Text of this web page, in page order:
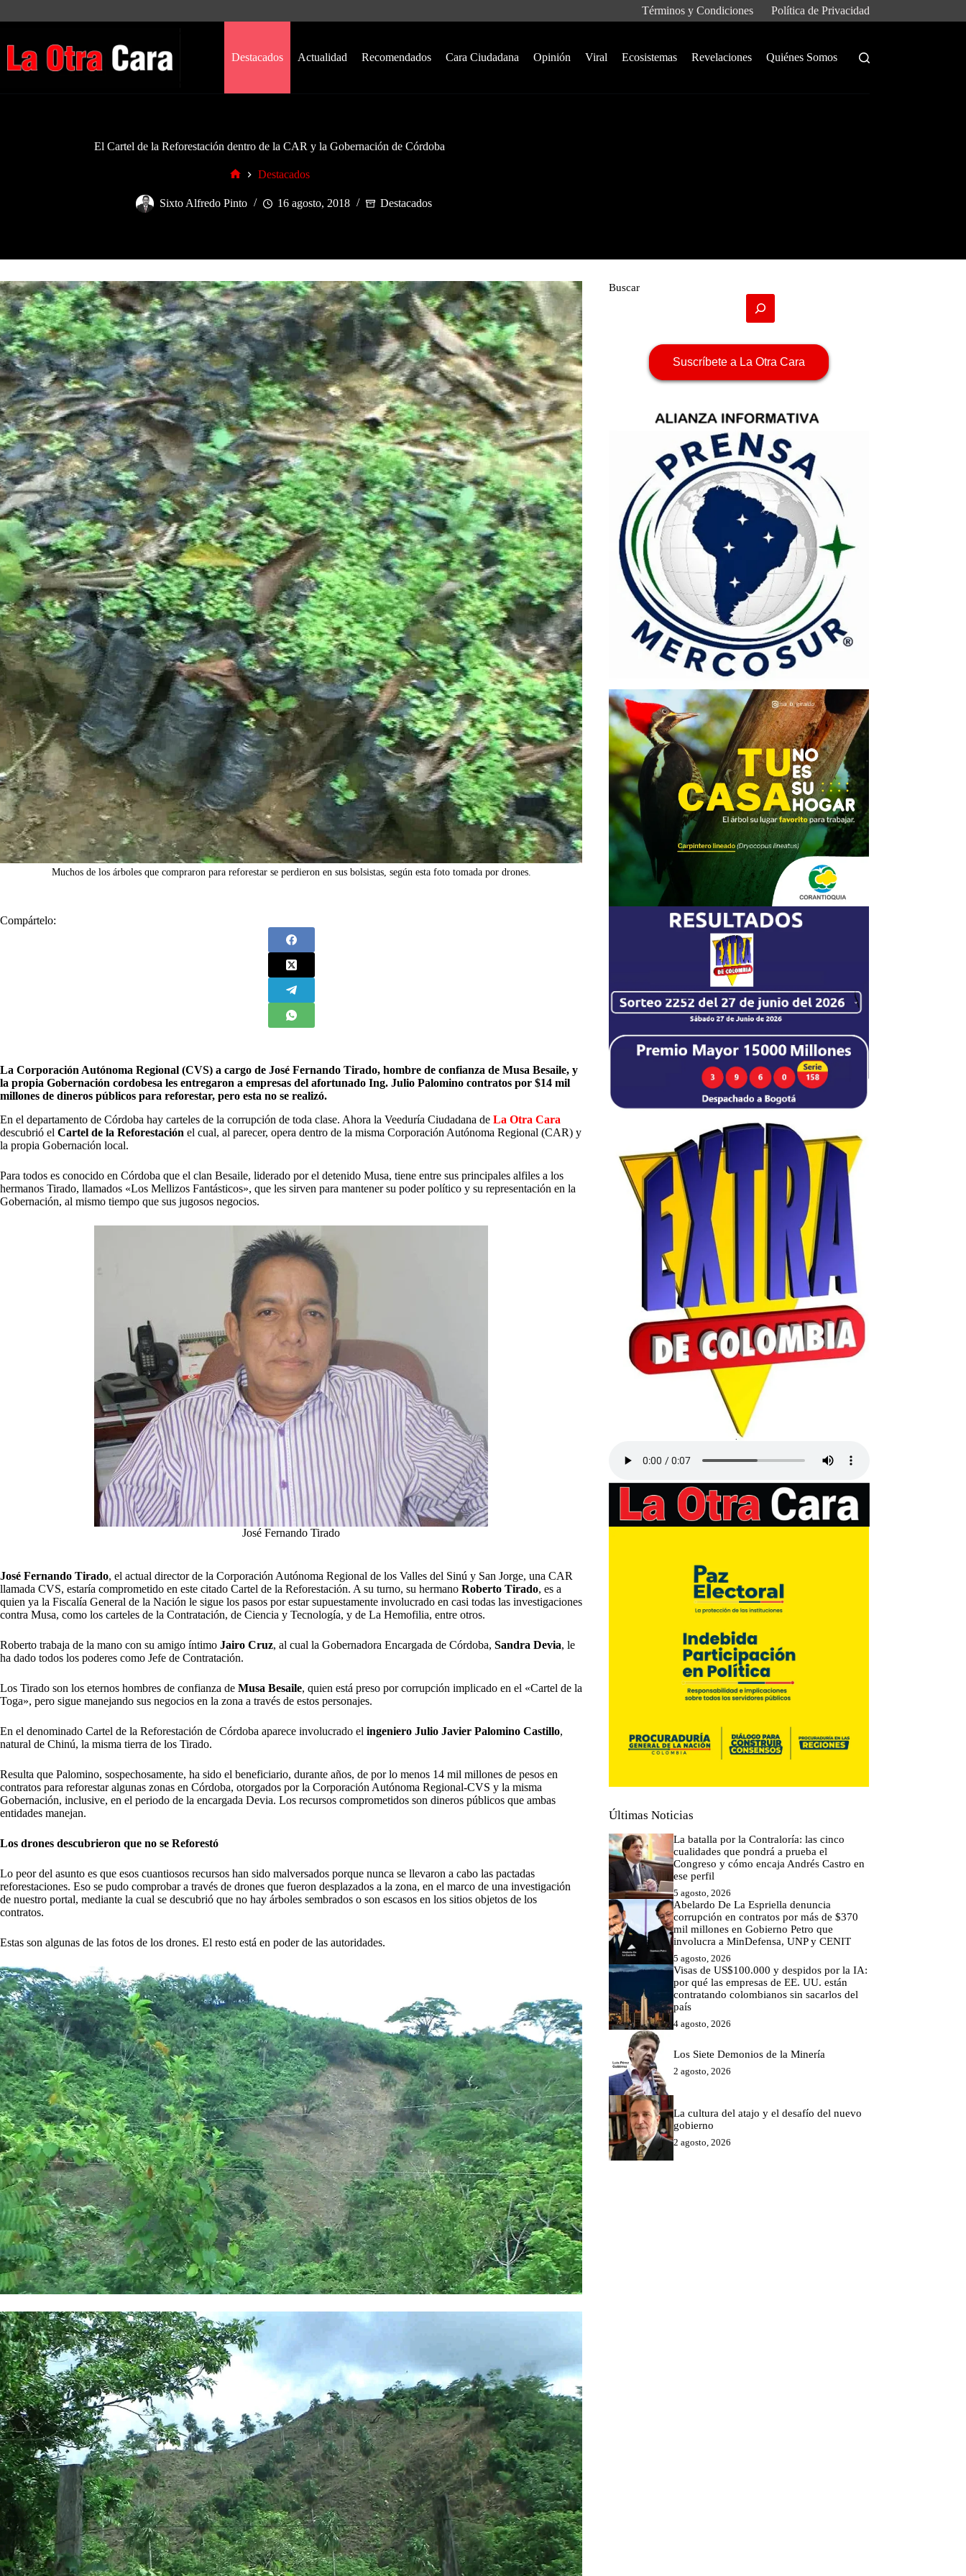
Términos y Condiciones Política de Privacidad
Destacados Actualidad Recomendados Cara Ciudadana Opinión Viral Ecosistemas Revelaciones Quiénes Somos
El Cartel de la Reforestación dentro de la CAR y la Gobernación de Córdoba
Destacados
Sixto Alfredo Pinto 16 agosto, 2018 Destacados
Muchos de los árboles que compraron para reforestar se perdieron en sus bolsistas, según esta foto tomada por drones.
Compártelo:
La Corporación Autónoma Regional (CVS) a cargo de José Fernando Tirado, hombre de confianza de Musa Besaile, y
la propia Gobernación cordobesa les entregaron a empresas del afortunado Ing. Julio Palomino contratos por $14 mil
millones de dineros públicos para reforestar, pero esta no se realizó.
En el departamento de Córdoba hay carteles de la corrupción de toda clase. Ahora la Veeduría Ciudadana de La Otra Cara
descubrió el Cartel de la Reforestación el cual, al parecer, opera dentro de la misma Corporación Autónoma Regional (CAR) y
la propia Gobernación local.
Para todos es conocido en Córdoba que el clan Besaile, liderado por el detenido Musa, tiene entre sus principales alfiles a los
hermanos Tirado, llamados «Los Mellizos Fantásticos», que les sirven para mantener su poder político y su representación en la
Gobernación, al mismo tiempo que sus jugosos negocios.
José Fernando Tirado
José Fernando Tirado, el actual director de la Corporación Autónoma Regional de los Valles del Sinú y San Jorge, una CAR
llamada CVS, estaría comprometido en este citado Cartel de la Reforestación. A su turno, su hermano Roberto Tirado, es a
quien ya la Fiscalía General de la Nación le sigue los pasos por estar supuestamente involucrado en casi todas las investigaciones
contra Musa, como los carteles de la Contratación, de Ciencia y Tecnología, y de La Hemofilia, entre otros.
Roberto trabaja de la mano con su amigo íntimo Jairo Cruz, al cual la Gobernadora Encargada de Córdoba, Sandra Devia, le
ha dado todos los poderes como Jefe de Contratación.
Los Tirado son los eternos hombres de confianza de Musa Besaile, quien está preso por corrupción implicado en el «Cartel de la
Toga», pero sigue manejando sus negocios en la zona a través de estos personajes.
En el denominado Cartel de la Reforestación de Córdoba aparece involucrado el ingeniero Julio Javier Palomino Castillo,
natural de Chinú, la misma tierra de los Tirado.
Resulta que Palomino, sospechosamente, ha sido el beneficiario, durante años, de por lo menos 14 mil millones de pesos en
contratos para reforestar algunas zonas en Córdoba, otorgados por la Corporación Autónoma Regional-CVS y la misma
Gobernación, inclusive, en el periodo de la encargada Devia. Los recursos comprometidos son dineros públicos que ambas
entidades manejan.
Los drones descubrieron que no se Reforestó
Lo peor del asunto es que esos cuantiosos recursos han sido malversados porque nunca se llevaron a cabo las pactadas
reforestaciones. Eso se pudo comprobar a través de drones que fueron desplazados a la zona, en el marco de una investigación
de nuestro portal, mediante la cual se descubrió que no hay árboles sembrados o son escasos en los sitios objetos de los
contratos.
Estas son algunas de las fotos de los drones. El resto está en poder de las autoridades.
Buscar
Suscríbete a La Otra Cara
Últimas Noticias
La batalla por la Contraloría: las cinco
cualidades que pondrá a prueba el
Congreso y cómo encaja Andrés Castro en
ese perfil
5 agosto, 2026
Abelardo De La Espriella denuncia
corrupción en contratos por más de $370
mil millones en Gobierno Petro que
involucra a MinDefensa, UNP y CENIT
5 agosto, 2026
Visas de US$100.000 y despidos por la IA:
por qué las empresas de EE. UU. están
contratando colombianos sin sacarlos del
país
4 agosto, 2026
Los Siete Demonios de la Minería
2 agosto, 2026
La cultura del atajo y el desafío del nuevo
gobierno
2 agosto, 2026